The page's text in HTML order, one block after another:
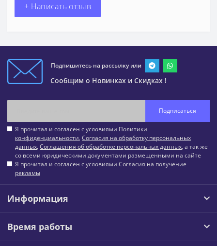
+ Написать отзыв
Подпишитесь на рассылку или
Сообщим о Новинках и Скидках !
Подписаться
Я прочитал и согласен с условиями Политики
конфиденциальности, Согласия на обработку персональных
данных, Соглашения об обработке персональных данных, а так же
со всеми юридическими документами размещенными на сайте
Я прочитал и согласен с условиями Согласия на получение
рекламы
Информация
Время работы